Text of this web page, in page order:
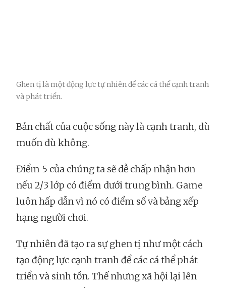
Ghen tị là một động lực tự nhiên để các cá thể cạnh tranh
và phát triển.
Bản chất của cuộc sống này là cạnh tranh, dù
muốn dù không.
Điểm 5 của chúng ta sẽ dễ chấp nhận hơn
nếu 2/3 lớp có điểm dưới trung bình. Game
luôn hấp dẫn vì nó có điểm số và bảng xếp
hạng người chơi.
Tự nhiên đã tạo ra sự ghen tị như một cách
tạo động lực cạnh tranh để các cá thể phát
triển và sinh tồn. Thế nhưng xã hội lại lên